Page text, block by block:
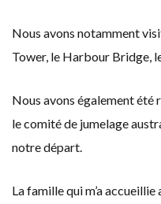
Nous avons notamment
Tower, le Harbour Bridge,
Nous avons également été
le comité de jumelage
notre départ.
La famille qui m’a